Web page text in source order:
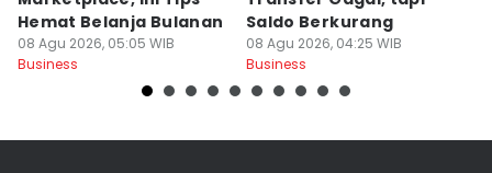
Hemat Belanja Bulanan
08 Agu 2026, 05:05 WIB
Business
Saldo Berkurang
08 Agu 2026, 04:25 WIB
Business